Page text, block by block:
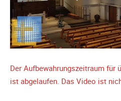
Der Aufbewahrungszeitraum für
ist abgelaufen. Das Video ist